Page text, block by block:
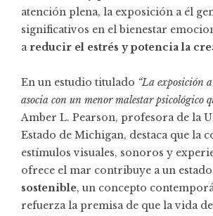
atención plena, la exposición a él
significativos en el bienestar
areducir el estrés y potencia la
En un estudio titulado “La exposición a
asocia con un menor malestar psicológico
Amber L. Pearson, profesora de la
Estado de Michigan, destaca que la
estímulos visuales, sonoros y
ofrece el mar contribuye a un
sostenible, un concepto
refuerza la premisa de que la vida